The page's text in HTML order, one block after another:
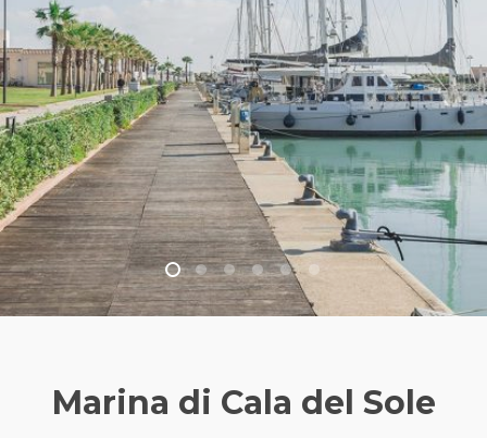
Marina di Cala del Sole